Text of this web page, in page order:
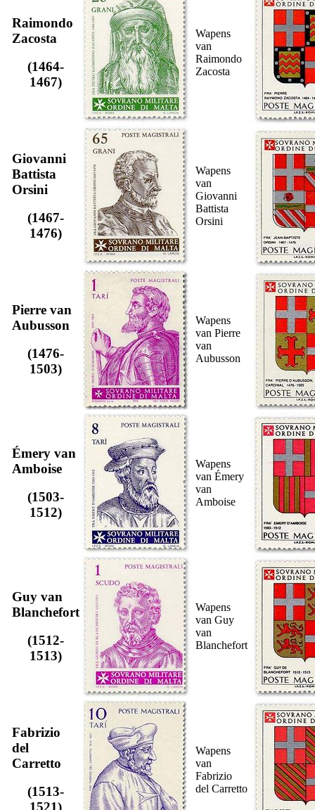
Raimondo
Zacosta
(1464-
1467)
Wapens
van
Raimondo
Zacosta
Giovanni
Battista
Orsini
(1467-
1476)
Wapens
van
Giovanni
Battista
Orsini
Pierre van
Aubusson
(1476-
1503)
Wapens
van Pierre
van
Aubusson
Émery van
Amboise
(1503-
1512)
Wapens
van Émery
van
Amboise
Guy van
Blanchefort
(1512-
1513)
Wapens
van Guy
van
Blanchefort
Fabrizio
del
Carretto
(1513-
1521)
Wapens
van
Fabrizio
del Carretto